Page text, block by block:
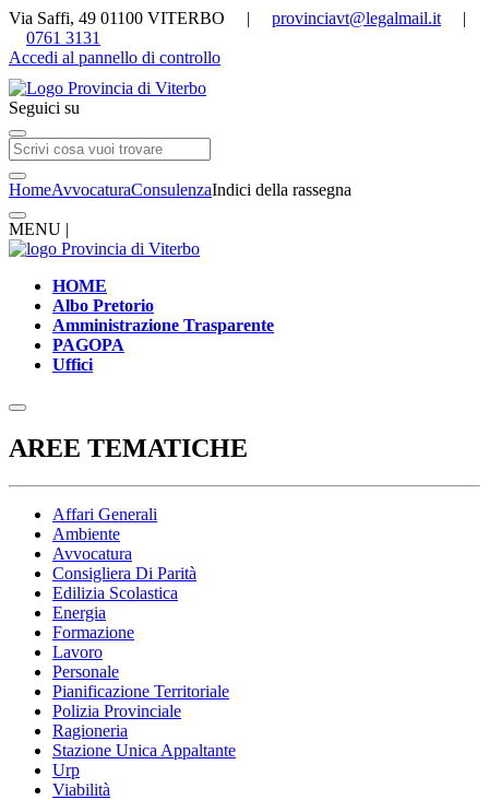
Via Saffi, 49 01100 VITERBO | provinciavt@legalmail.it |
0761 3131
Accedi al pannello di controllo
Seguici su
HomeAvvocaturaConsulenzaIndici della rassegna
MENU |
HOME
Albo Pretorio
Amministrazione Trasparente
PAGOPA
Uffici
AREE TEMATICHE
Affari Generali
Ambiente
Avvocatura
Consigliera Di Parità
Edilizia Scolastica
Energia
Formazione
Lavoro
Personale
Pianificazione Territoriale
Polizia Provinciale
Ragioneria
Stazione Unica Appaltante
Urp
Viabilità